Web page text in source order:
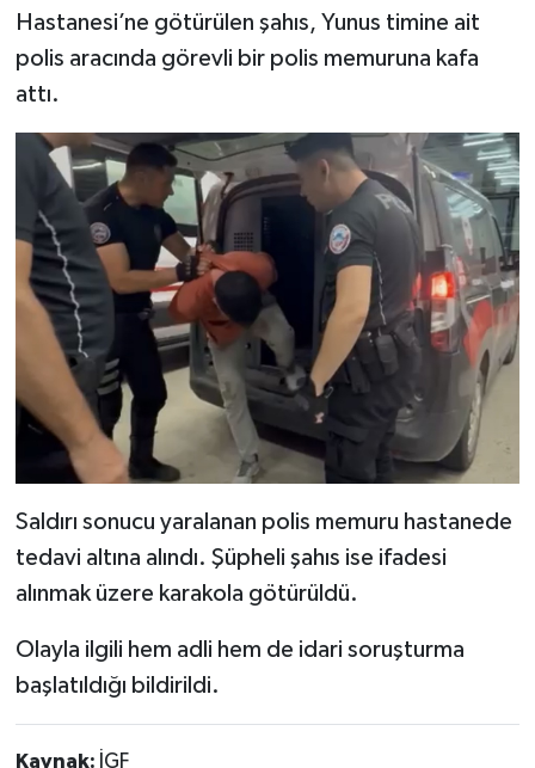
Hastanesi’ne götürülen şahıs, Yunus timine ait
polis aracında görevli bir polis memuruna kafa
attı.
Saldırı sonucu yaralanan polis memuru hastanede
tedavi altına alındı. Şüpheli şahıs ise ifadesi
alınmak üzere karakola götürüldü.
Olayla ilgili hem adli hem de idari soruşturma
başlatıldığı bildirildi.
Kaynak: İGF